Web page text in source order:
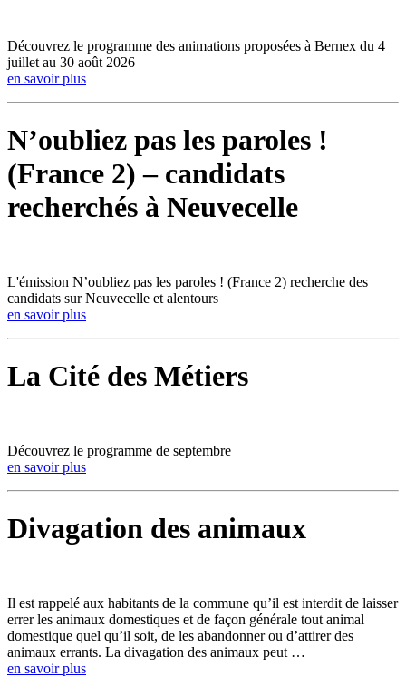
Découvrez le programme des animations proposées à Bernex du 4
juillet au 30 août 2026
en savoir plus
N’oubliez pas les paroles !
(France 2) – candidats
recherchés à Neuvecelle
L'émission N’oubliez pas les paroles ! (France 2) recherche des
candidats sur Neuvecelle et alentours
en savoir plus
La Cité des Métiers
Découvrez le programme de septembre
en savoir plus
Divagation des animaux
Il est rappelé aux habitants de la commune qu’il est interdit de laisser
errer les animaux domestiques et de façon générale tout animal
domestique quel qu’il soit, de les abandonner ou d’attirer des
animaux errants. La divagation des animaux peut …
en savoir plus